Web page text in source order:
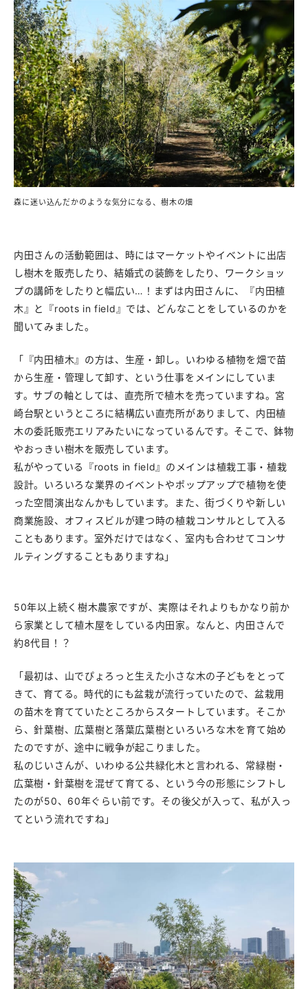
森に迷い込んだかのような気分になる、樹木の畑
内田さんの活動範囲は、時にはマーケットやイベントに出店
し樹木を販売したり、結婚式の装飾をしたり、ワークショッ
プの講師をしたりと幅広い…！まずは内田さんに、『内田植
木』と『roots in field』では、どんなことをしているのかを
聞いてみました。
「『内田植木』の方は、生産・卸し。いわゆる植物を畑で苗
から生産・管理して卸す、という仕事をメインにしていま
す。サブの軸としては、直売所で植木を売っていますね。宮
崎台駅というところに結構広い直売所がありまして、内田植
木の委託販売エリアみたいになっているんです。そこで、鉢物
やおっきい樹木を販売しています。
私がやっている『roots in field』のメインは植栽工事・植栽
設計。いろいろな業界のイベントやポップアップで植物を使
った空間演出なんかもしています。また、街づくりや新しい
商業施設、オフィスビルが建つ時の植栽コンサルとして入る
こともあります。室外だけではなく、室内も合わせてコンサ
ルティングすることもありますね」
50年以上続く樹木農家ですが、実際はそれよりもかなり前か
ら家業として植木屋をしている内田家。なんと、内田さんで
約8代目！？
「最初は、山でぴょろっと生えた小さな木の子どもをとって
きて、育てる。時代的にも盆栽が流行っていたので、盆栽用
の苗木を育てていたところからスタートしています。そこか
ら、針葉樹、広葉樹と落葉広葉樹といろいろな木を育て始め
たのですが、途中に戦争が起こりました。
私のじいさんが、いわゆる公共緑化木と言われる、常緑樹・
広葉樹・針葉樹を混ぜて育てる、という今の形態にシフトし
たのが50、60年ぐらい前です。その後父が入って、私が入っ
てという流れですね」